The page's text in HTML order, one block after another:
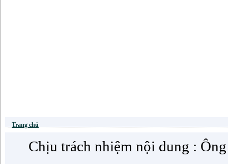
Trang chủ
Chịu trách nhiệm nội dung :